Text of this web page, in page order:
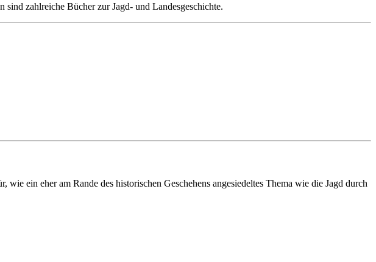
zahlreiche Bücher zur Jagd- und Landesgeschichte.
ein eher am Rande des historischen Geschehens angesiedeltes Thema wie die Jagd durch